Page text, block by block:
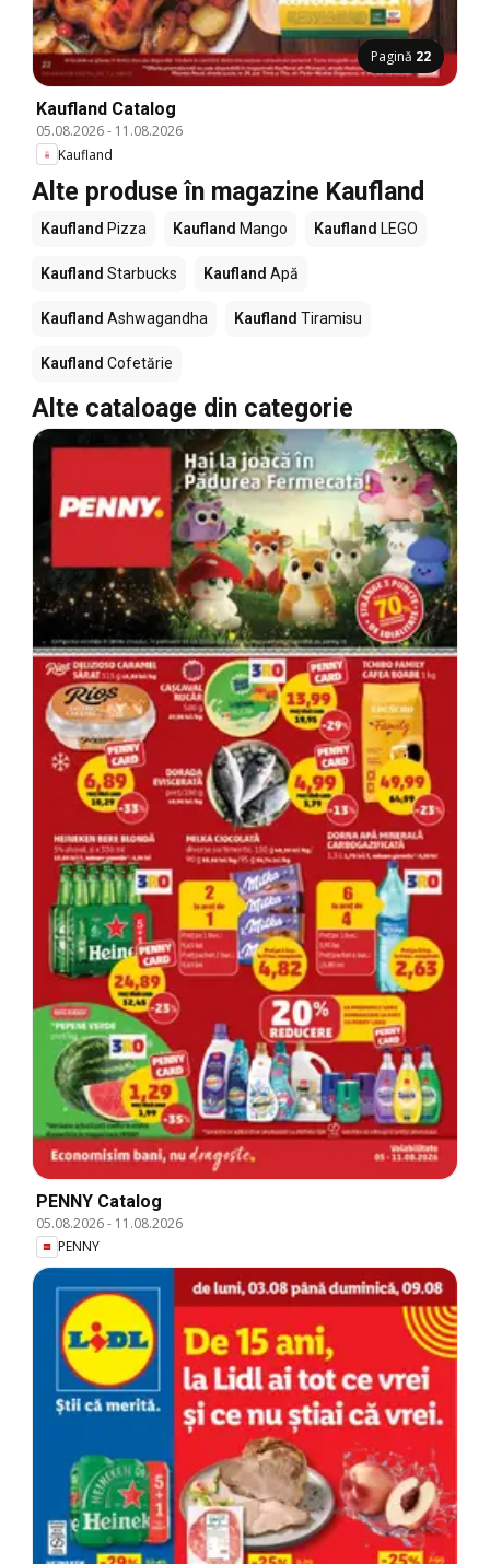
Pagină 22
Kaufland Catalog
05.08.2026- 11.08.2026
Kaufland
Alte produse în magazine Kaufland
Kaufland Pizza Kaufland Mango Kaufland LEGO
Kaufland Starbucks Kaufland Apă
Kaufland Ashwagandha Kaufland Tiramisu
Kaufland Cofetărie
Alte cataloage din categorie
PENNY Catalog
05.08.2026- 11.08.2026
PENNY